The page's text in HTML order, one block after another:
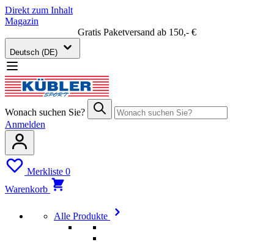
Direkt zum Inhalt
Magazin
Gratis Paketversand ab 150,- €
Deutsch (DE)
Wonach suchen Sie?
Anmelden
Merkliste 0
Warenkorb
Alle Produkte